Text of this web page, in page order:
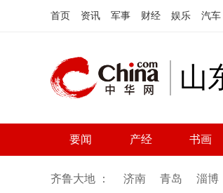
首页 资讯 军事 财经 娱乐 汽车
山
要闻 产经 书画
齐鲁大地 ： 济南 青岛 淄博